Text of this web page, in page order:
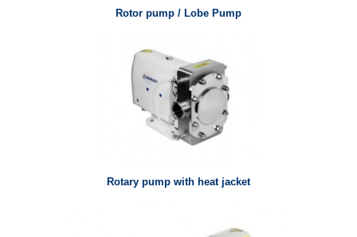
Rotor pump / Lobe Pump
Rotary pump with heat jacket